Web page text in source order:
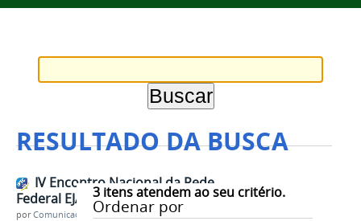
RESULTADO DA BUSCA
3itens atendem ao seu critério.
Ordenar por
IV Encontro Nacional da Rede
Federal EJA-EPT (PROEJA)
porComunicação CPR